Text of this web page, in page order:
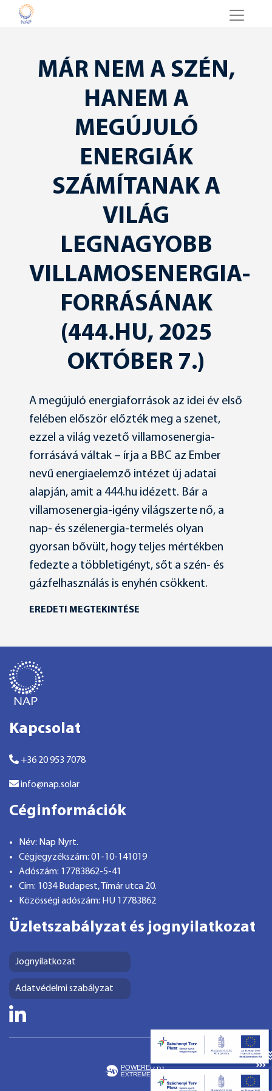
MÁR NEM A SZÉN,
HANEM A
MEGÚJULÓ
ENERGIÁK
SZÁMÍTANAK A
VILÁG
LEGNAGYOBB
VILLAMOSENERGIA-
FORRÁSÁNAK
(444.HU, 2025
OKTÓBER 7.)
A megújuló energiaforrások az idei év első
felében először előzték meg a szenet,
ezzel a világ vezető villamosenergia-
forrásává váltak – írja a BBC az Ember
nevű energiaelemző intézet új adatai
alapján, amit a 444.hu idézett. Bár a
villamosenergia-igény világszerte nő, a
nap- és szélenergia-termelés olyan
gyorsan bővült, hogy teljes mértékben
fedezte a többletigényt, sőt a szén- és
gázfelhasználás is enyhén csökkent.
EREDETI MEGTEKINTÉSE
Kapcsolat
+36 20 953 7078
info@nap.solar
Céginformációk
Név: Nap Nyrt.
Cégjegyzékszám: 01-10-141019
Adószám: 17783862-5-41
Cím: 1034 Budapest, Tímár utca 20.
Közösségi adószám: HU 17783862
Üzletszabályzat és jognyilatkozat
Jognyilatkozat
Adatvédelmi szabályzat